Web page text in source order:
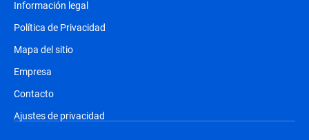
Información legal
Política de Privacidad
Mapa del sitio
Empresa
Contacto
Ajustes de privacidad